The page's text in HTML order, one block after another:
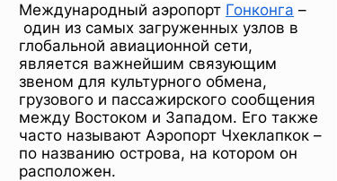
Международный аэропорт Гонконга –
один из самых загруженных узлов в
глобальной авиационной сети,
является важнейшим связующим
звеном для культурного обмена,
грузового и пассажирского сообщения
между Востоком и Западом. Его также
часто называют Аэропорт Чхеклапкок –
по названию острова, на котором он
расположен.